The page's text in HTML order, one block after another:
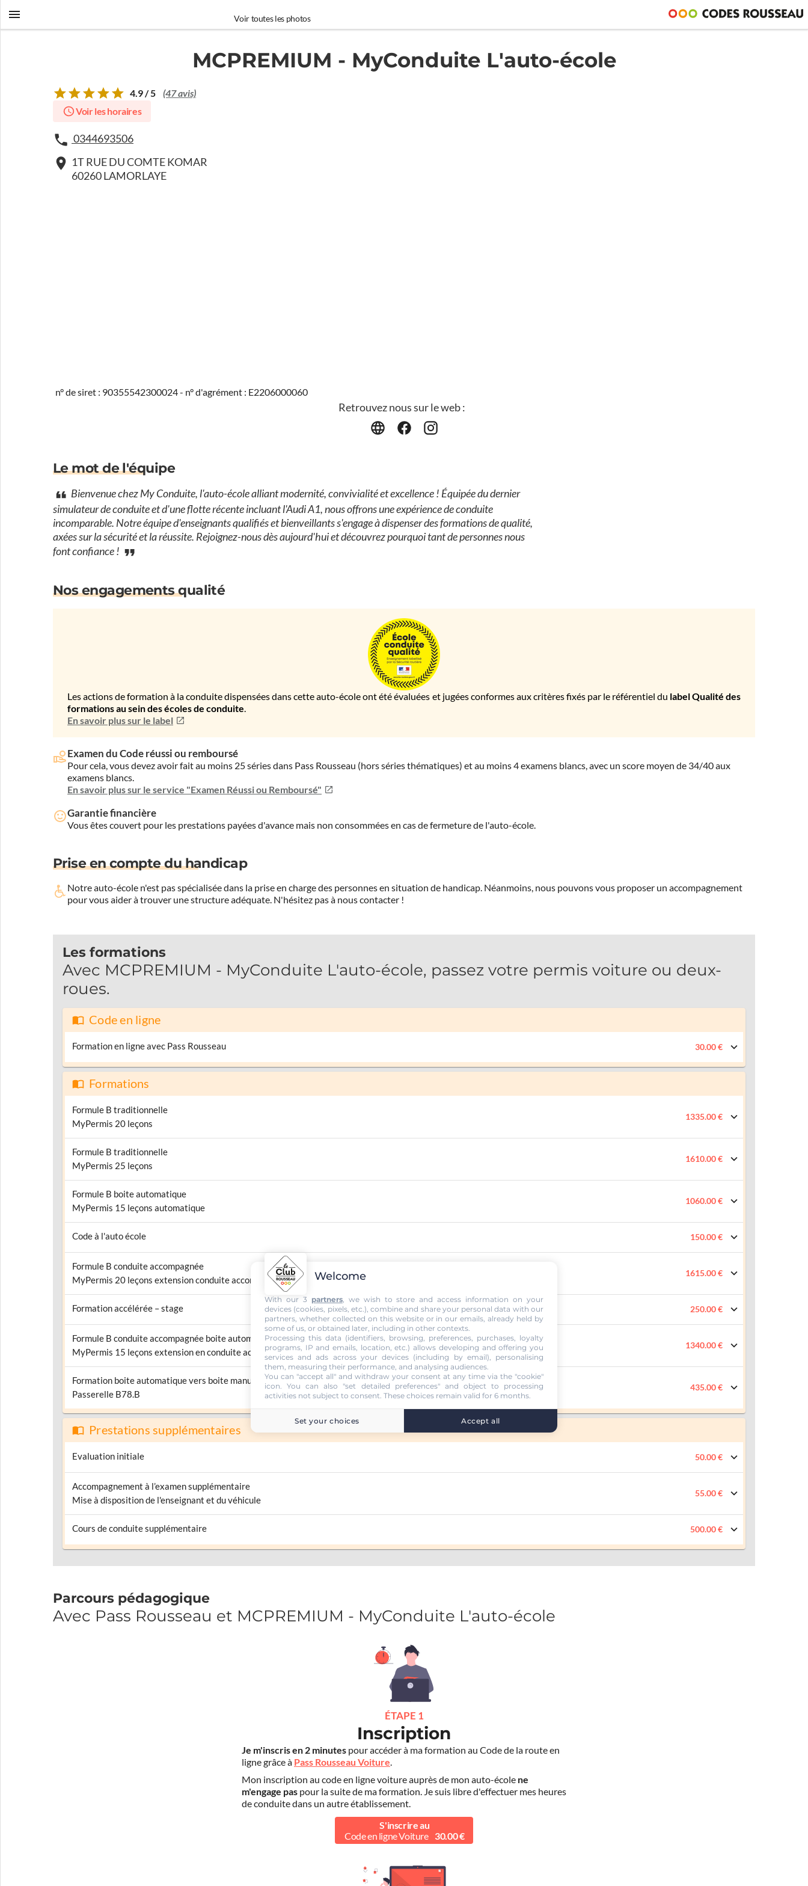
Voir toutes les photos
MCPREMIUM - MyConduite L'auto-école
4.9 / 5 (47 avis)
Voir les horaires
0344693506
1T RUE DU COMTE KOMAR
60260 LAMORLAYE
n° de siret : 90355542300024 - n° d'agrément : E2206000060
Retrouvez nous sur le web :
Le mot de l'équipe
Bienvenue chez My Conduite, l'auto-école alliant modernité, convivialité et excellence ! Équipée du dernier
simulateur de conduite et d'une flotte récente incluant l'Audi A1, nous offrons une expérience de conduite
incomparable. Notre équipe d'enseignants qualifiés et bienveillants s'engage à dispenser des formations de qualité,
axées sur la sécurité et la réussite. Rejoignez-nous dès aujourd'hui et découvrez pourquoi tant de personnes nous
font confiance !
Nos engagements qualité
Les actions de formation à la conduite dispensées dans cette auto-école ont été évaluées et jugées conformes aux critères fixés par le référentiel du label Qualité des
formations au sein des écoles de conduite.
En savoir plus sur le label
Examen du Code réussi ou remboursé
Pour cela, vous devez avoir fait au moins 25 séries dans Pass Rousseau (hors séries thématiques) et au moins 4 examens blancs, avec un score moyen de 34/40 aux
examens blancs.
En savoir plus sur le service "Examen Réussi ou Remboursé"
Garantie financière
Vous êtes couvert pour les prestations payées d'avance mais non consommées en cas de fermeture de l'auto-école.
Prise en compte du handicap
Notre auto-école n'est pas spécialisée dans la prise en charge des personnes en situation de handicap. Néanmoins, nous pouvons vous proposer un accompagnement
pour vous aider à trouver une structure adéquate. N'hésitez pas à nous contacter !
Les formations
Avec MCPREMIUM - MyConduite L'auto-école, passez votre permis voiture ou deux-
roues.
Code en ligne
Formation en ligne avec Pass Rousseau 30.00 €
Formations
Formule B traditionnelle
MyPermis 20 leçons
1335.00 €
Formule B traditionnelle
MyPermis 25 leçons
1610.00 €
Formule B boite automatique
MyPermis 15 leçons automatique
1060.00 €
Code à l'auto école 150.00 €
Formule B conduite accompagnée
MyPermis 20 leçons extension conduite accompagnée
1615.00 €
Formation accélérée – stage 250.00 €
Formule B conduite accompagnée boite automatique
MyPermis 15 leçons extension en conduite accompagnée
1340.00 €
Formation boite automatique vers boite manuelle (B78)
Passerelle B78.B
435.00 €
Prestations supplémentaires
Evaluation initiale 50.00 €
Accompagnement à l’examen supplémentaire
Mise à disposition de l'enseignant et du véhicule
55.00 €
Cours de conduite supplémentaire 500.00 €
Parcours pédagogique
Avec Pass Rousseau et MCPREMIUM - MyConduite L'auto-école
ÉTAPE 1
Inscription
Je m'inscris en 2 minutes pour accéder à ma formation au Code de la route en
ligne grâce à Pass Rousseau Voiture.
Mon inscription au code en ligne voiture auprès de mon auto-école ne
m'engage pas pour la suite de ma formation. Je suis libre d'effectuer mes heures
de conduite dans un autre établissement.
S'inscrire au
Code en ligne Voiture
30.00 €
Welcome
With our 3 partners, we wish to store and access information on your
devices (cookies, pixels, etc.), combine and share your personal data with our
partners, whether collected on this website or in our emails, already held by
some of us, or obtained later, including in other contexts.
Processing this data (identifiers, browsing, preferences, purchases, loyalty
programs, IP and emails, location, etc.) allows developing and offering you
services and ads across your devices (including by email), personalising
them, measuring their performance, and analysing audiences.
You can "accept all" and withdraw your consent at any time via the "cookie"
icon. You can also "set detailed preferences" and object to processing
activities not subject to consent. These choices remain valid for 6 months.
Set your choices Accept all